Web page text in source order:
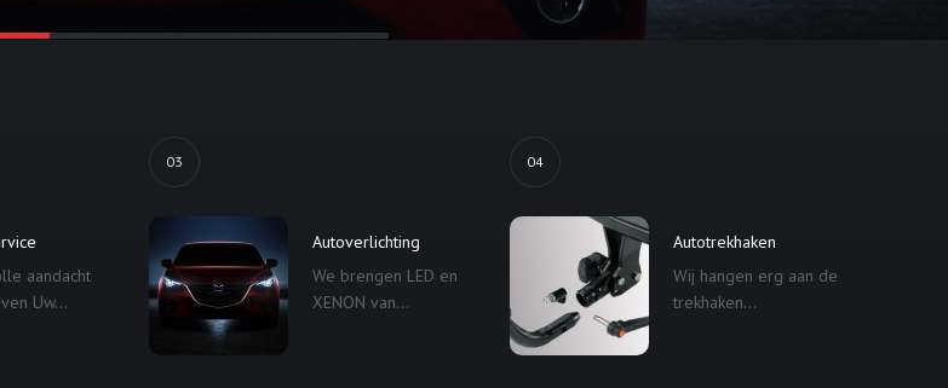
aandacht
Uw...
03
Autoverlichting
We brengen LED en
XENON van...
04
Autotrekhaken
Wij hangen erg aan de
trekhaken...